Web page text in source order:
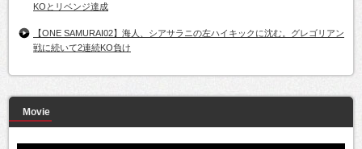
KOとリベンジ達成
【ONE SAMURAI02】海人、シアサラニの左ハイキックに沈む。グレゴリアン
戦に続いて2連続KO負け
Movie